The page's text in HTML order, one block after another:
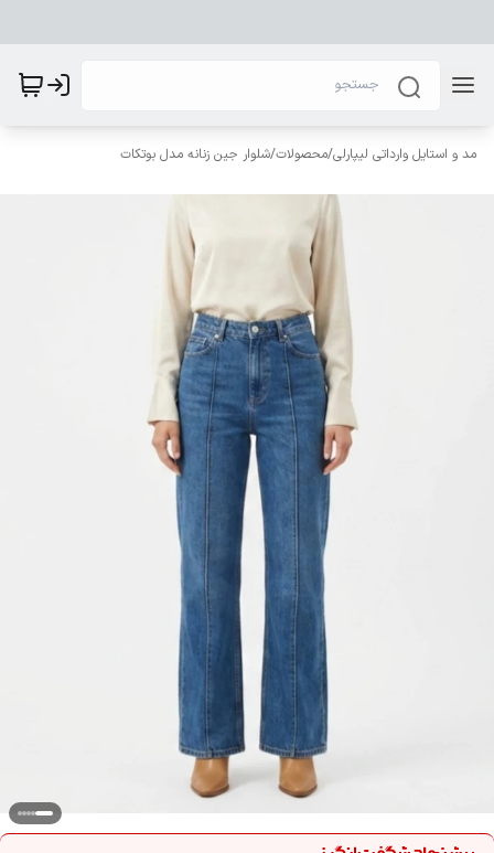
مد و استایل وارداتی لیپارلی/محصولات/شلوار جین زنانه مدل بوتکات